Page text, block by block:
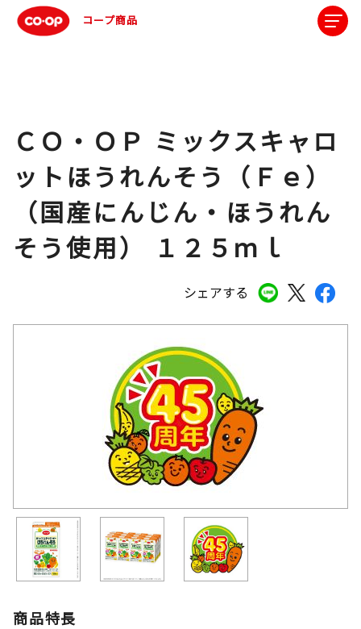
コープ商品
シェアする
ＣＯ・ＯＰ ミックスキャロ
ットほうれんそう（Ｆｅ）
（国産にんじん・ほうれん
そう使用） １２５ｍｌ
商品特長